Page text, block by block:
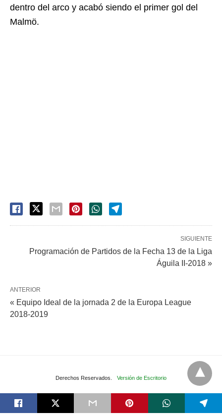
dentro del arco y acabó siendo el primer gol del
Malmö.
SIGUIENTE
Programación de Partidos de la Fecha 13 de la Liga
Águila II-2018 »
ANTERIOR
« Equipo Ideal de la jornada 2 de la Europa League
2018-2019
Derechos Reservados. Versión de Escritorio